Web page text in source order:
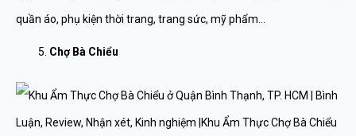
quần áo, phụ kiện thời trang, trang sức, mỹ phẩm…
Chợ Bà Chiểu